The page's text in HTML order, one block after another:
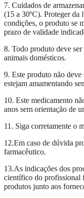
7. Cuidados de
(15 a 30ºC). Proteger da
condições, o produto se
prazo de validade
8. Todo produto deve
animais domésticos.
9. Este produto não
estejam amamentando
10. Este medicamento
anos sem orientação de
11. Siga corretamente o
12.Em caso de dúvida
farmacêutico.
13.As indicações dos
científico do profissional
produtos junto aos